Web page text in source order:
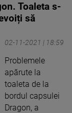
Toaleta s-
să
02-11-2021 | 18:59
Problemele
apărute la
toaleta de la
bordul capsulei
Dragon, a